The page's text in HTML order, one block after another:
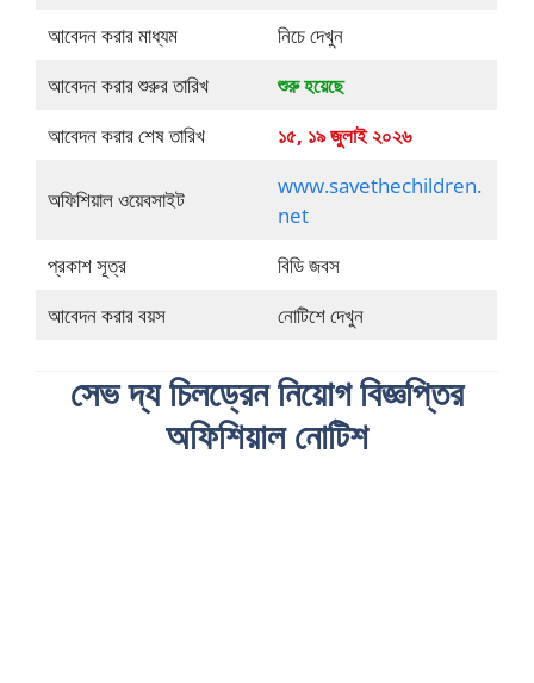
আবেদন করার মাধ্যম
নিচে দেখুন
আবেদন করার শুরুর তারিখ
শুরু হয়েছে
আবেদন করার শেষ তারিখ
১৫, ১৯ জুলাই ২০২৬
অফিশিয়াল ওয়েবসাইট
www.savethechildren.
net
প্রকাশ সূত্র
বিডি জবস
আবেদন করার বয়স
নোটিশে দেখুন
সেভ দ্য চিলড্রেন নিয়োগ বিজ্ঞপ্তির
অফিশিয়াল নোটিশ